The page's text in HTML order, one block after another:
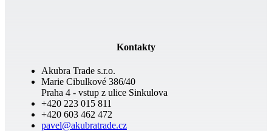
Kontakty
Akubra Trade s.r.o.
Marie Cibulkové 386/40
Praha 4 - vstup z ulice Sinkulova
+420 223 015 811
+420 603 462 472
pavel@akubratrade.cz